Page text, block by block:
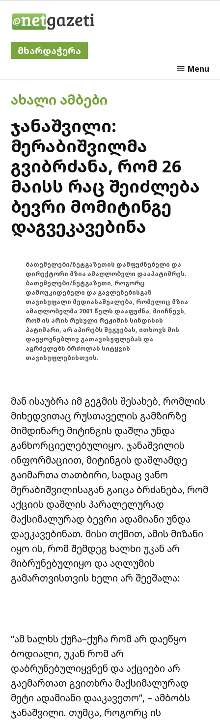
მხარდაჭერა
Menu
POSTED
ᲐᲮᲐᲚᲘ ᲐᲛᲑᲔᲑᲘ
ჯანაშვილი:
მერაბიშვილმა
გვიბრძანა, რომ 26
მაისს რაც შეიძლება
ბევრი მომიტინგე
დაგვეკავებინა
ბათუმელები/ნეტგაზეთის დამფუძნებელი და
დირექტორი მზია ამაღლობელი დააპატიმრეს.
ბათუმელები/ნეტგაზეთი, როგორც
დამოუკიდებელი და გავლენებისგან
თავისუფალი მედიასაშუალება, რომელიც მზია
ამაღლობელმა 2001 წელს დააფუძნა, მიიჩნევს,
რომ ის არის რუსული რეჟიმის სინდისის
პატიმარი, არ აპირებს შეგუებას, ითხოვს მის
დაუყოვნებლივ გათავისუფლებას და
აგრძელებს ბრძოლას სიტყვის
თავისუფლებისთვის.
მან ისაუბრა იმ გეგმის შესახებ, რომლის
მიხედვითაც რუსთაველის გამზირზე
მიმდინარე მიტინგის დაშლა უნდა
განხორციელებულიყო. ჯანაშვილის
ინფორმაციით, მიტინგის დაშლამდე
გაიმართა თათბირი, სადაც ვანო
მერაბიშვილისაგან გაიცა ბრძანება, რომ
აქციის დაშლის პარალელურად
მაქსიმალურად ბევრი ადამიანი უნდა
დაეკავებინათ. მისი თქმით, ამის მიზანი
იყო ის, რომ შემდეგ ხალხი უკან არ
მიბრუნებულიყო და აღლუმის
გამართვისთვის ხელი არ შეეშალა:
“ამ ხალხს ქუჩა–ქუჩა რომ არ დაეწყო
ბოდიალი, უკან რომ არ
დაბრუნებულიყვნენ და აქციები არ
გაემართათ გვითხრა მაქსიმალურად
მეტი ადამიანი დააკავეთო”, – ამბობს
ჯანაშვილი. თუმცა, როგორც ის